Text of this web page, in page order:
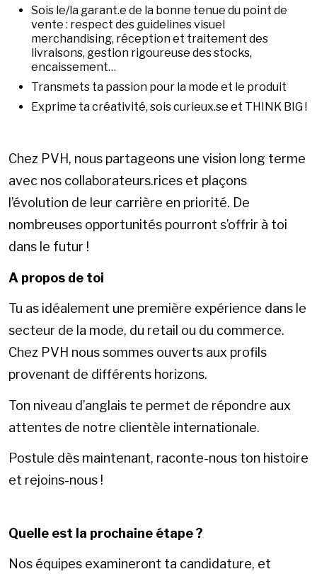
Sois le/la garant.e de la bonne tenue du point de
vente : respect des guidelines visuel
merchandising, réception et traitement des
livraisons, gestion rigoureuse des stocks,
encaissement…
Transmets ta passion pour la mode et le produit
Exprime ta créativité, sois curieux.se et THINK BIG !
Chez PVH, nous partageons une vision long terme
avec nos collaborateurs.rices et plaçons
l’évolution de leur carrière en priorité. De
nombreuses opportunités pourront s’offrir à toi
dans le futur !
A propos de toi
Tu as idéalement une première expérience dans le
secteur de la mode, du retail ou du commerce.
Chez PVH nous sommes ouverts aux profils
provenant de différents horizons.
Ton niveau d’anglais te permet de répondre aux
attentes de notre clientèle internationale.
Postule dès maintenant, raconte-nous ton histoire
et rejoins-nous !
Quelle est la prochaine étape ?
Nos équipes examineront ta candidature, et